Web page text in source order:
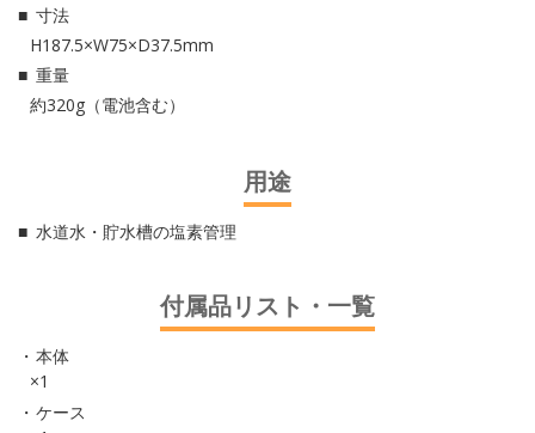
寸法
H187.5×W75×D37.5mm
重量
約320g（電池含む）
用途
水道水・貯水槽の塩素管理
付属品リスト・一覧
本体
×1
ケース